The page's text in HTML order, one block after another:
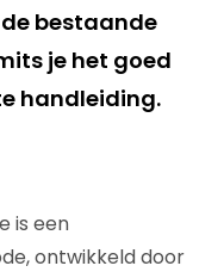
bestaande
je het goed
handleiding.
is een
ontwikkeld door